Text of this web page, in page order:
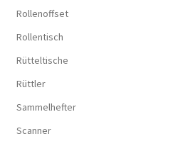
Rollenoffset
Rollentisch
Rütteltische
Rüttler
Sammelhefter
Scanner